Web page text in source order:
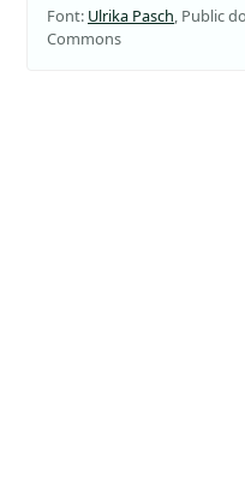
Font: Ulrika Pasch, Public
Commons